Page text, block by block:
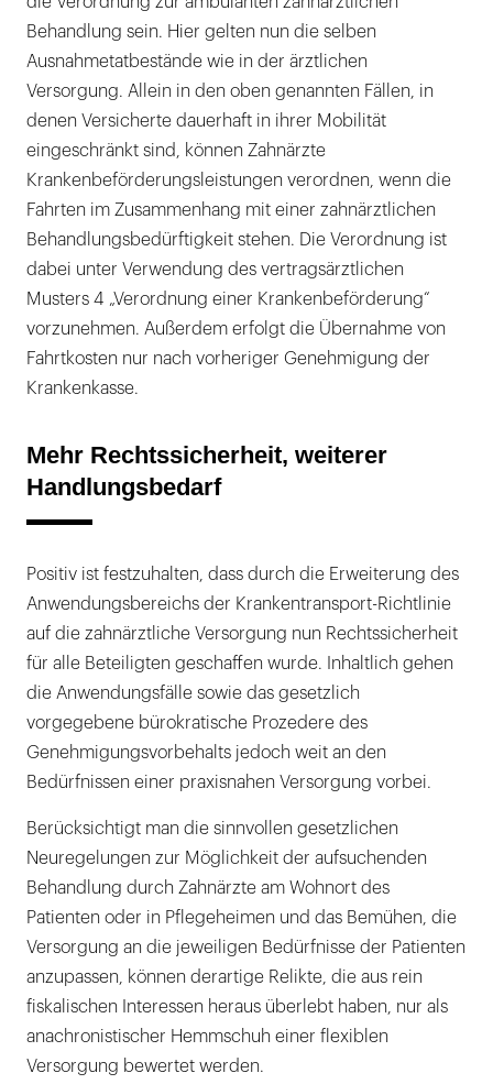
Behandlung sein. Hier gelten nun die selben
Ausnahmetatbestände wie in der ärztlichen
Versorgung. Allein in den oben genannten Fällen, in
denen Versicherte dauerhaft in ihrer Mobilität
eingeschränkt sind, können Zahnärzte
Krankenbeförderungsleistungen verordnen, wenn die
Fahrten im Zusammenhang mit einer zahnärztlichen
Behandlungsbedürftigkeit stehen. Die Verordnung ist
dabei unter Verwendung des vertragsärztlichen
Musters 4 „Verordnung einer Krankenbeförderung“
vorzunehmen. Außerdem erfolgt die Übernahme von
Fahrtkosten nur nach vorheriger Genehmigung der
Krankenkasse.
Mehr Rechtssicherheit, weiterer
Handlungsbedarf
Positiv ist festzuhalten, dass durch die Erweiterung des
Anwendungsbereichs der Krankentransport-Richtlinie
auf die zahnärztliche Versorgung nun Rechtssicherheit
für alle Beteiligten geschaffen wurde. Inhaltlich gehen
die Anwendungsfälle sowie das gesetzlich
vorgegebene bürokratische Prozedere des
Genehmigungsvorbehalts jedoch weit an den
Bedürfnissen einer praxisnahen Versorgung vorbei.
Berücksichtigt man die sinnvollen gesetzlichen
Neuregelungen zur Möglichkeit der aufsuchenden
Behandlung durch Zahnärzte am Wohnort des
Patienten oder in Pflegeheimen und das Bemühen, die
Versorgung an die jeweiligen Bedürfnisse der Patienten
anzupassen, können derartige Relikte, die aus rein
fiskalischen Interessen heraus überlebt haben, nur als
anachronistischer Hemmschuh einer flexiblen
Versorgung bewertet werden.